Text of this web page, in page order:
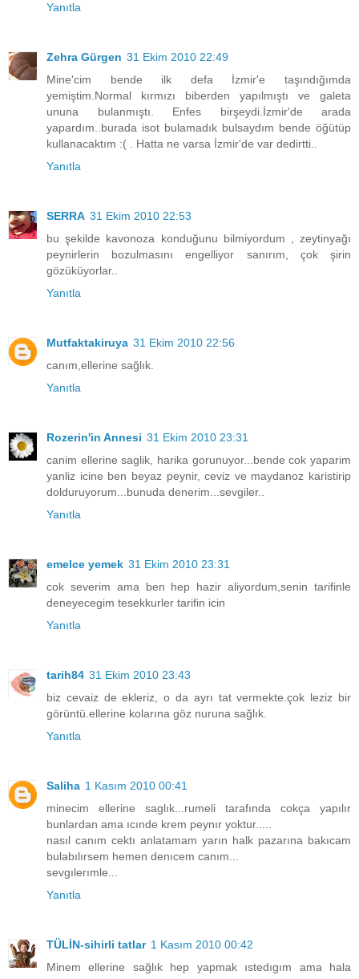
Yanıtla
Zehra Gürgen 31 Ekim 2010 22:49
Mine'cim bende ilk defa İzmir'e taşındığımda
yemiştim.Normal kırmızı biberden yapılmıştı ve galeta
ununa bulanmıştı. Enfes birşeydi.İzmir'de arada
yapardım..burada isot bulamadık bulsaydım bende öğütüp
kullanacaktım :( . Hatta ne varsa İzmir'de var dedirtti..
Yanıtla
SERRA 31 Ekim 2010 22:53
bu şekilde kavonoza konduğunu bilmiyordum , zeytinyağı
peynirlerin bozulmasını engelliyor sanırım, çok şirin
gözüküyorlar..
Yanıtla
Mutfaktakiruya 31 Ekim 2010 22:56
canım,ellerine sağlık.
Yanıtla
Rozerin'in Annesi 31 Ekim 2010 23:31
canim ellerine saglik, harika gorunuyor...bende cok yaparim
yanliz icine ben beyaz peynir, ceviz ve maydanoz karistirip
dolduruyorum...bunuda denerim...sevgiler..
Yanıtla
emelce yemek 31 Ekim 2010 23:31
cok severim ama ben hep hazir aliyordum,senin tarifinle
deneyecegim tesekkurler tarifin icin
Yanıtla
tarih84 31 Ekim 2010 23:43
biz cevaiz de ekleriz, o da ayrı tat vermekte.çok leziz bir
görüntü.ellerine kolarına göz nuruna sağlık.
Yanıtla
Saliha 1 Kasım 2010 00:41
minecim ellerine saglık...rumeli tarafında cokça yapılır
bunlardan ama ıcınde krem peynır yoktur.....
nasıl canım cektı anlatamam yarın halk pazarına bakıcam
bulabılırsem hemen denıcem canım...
sevgılerımle...
Yanıtla
TÜLİN-sihirli tatlar 1 Kasım 2010 00:42
Minem ellerine sağlık hep yapmak ıstedıgım ama hala